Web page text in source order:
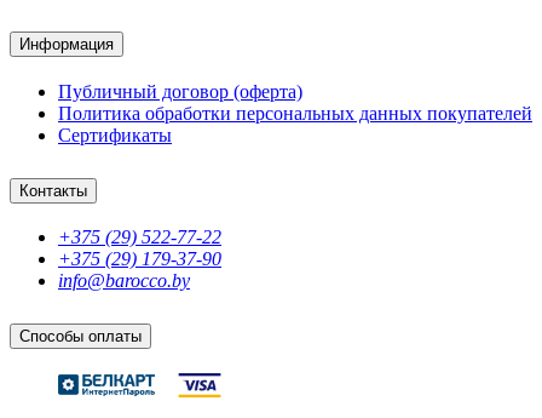
Информация
Публичный договор (оферта)
Политика обработки персональных данных покупателей
Сертификаты
Контакты
+375 (29) 522-77-22
+375 (29) 179-37-90
info@barocco.by
Способы оплаты